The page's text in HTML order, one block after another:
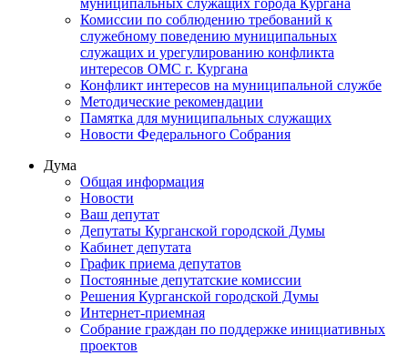
муниципальных служащих города Кургана
Комиссии по соблюдению требований к
служебному поведению муниципальных
служащих и урегулированию конфликта
интересов ОМС г. Кургана
Конфликт интересов на муниципальной службе
Методические рекомендации
Памятка для муниципальных служащих
Новости Федерального Cобрания
Дума
Общая информация
Новости
Ваш депутат
Депутаты Курганской городской Думы
Кабинет депутата
График приема депутатов
Постоянные депутатские комиссии
Решения Курганской городской Думы
Интернет-приемная
Собрание граждан по поддержке инициативных
проектов